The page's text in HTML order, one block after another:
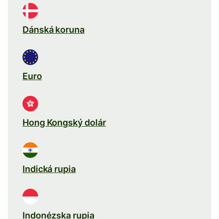
Dánská koruna
Euro
Hong Kongský dolár
Indická rupia
Indonézska rupia